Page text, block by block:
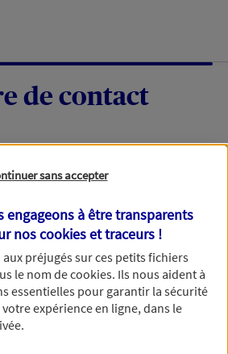
de contact
répondrons dans les
mail ou par téléphone.
sans accepter
engageons à être transparents
noscookies et traceurs !
préjugés sur ces petits fichiers
le nom decookies. Ils nous aident à
essentielles pour garantir la sécurité
expérience en ligne, dans le